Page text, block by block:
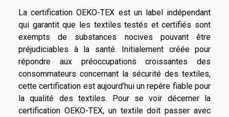
La certification OEKO-TEX est un label indépendant
qui garantit que les textiles testés et certifiés sont
exempts de substances nocives pouvant être
préjudiciables à la santé. Initialement créée pour
répondre aux préoccupations croissantes des
consommateurs concernant la sécurité des textiles,
cette certification est aujourd’hui un repère fiable pour
la qualité des textiles. Pour se voir décerner la
certification OEKO-TEX, un textile doit passer avec